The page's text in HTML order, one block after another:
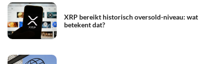
XRP bereikt historisch oversold-niveau: wat
betekent dat?